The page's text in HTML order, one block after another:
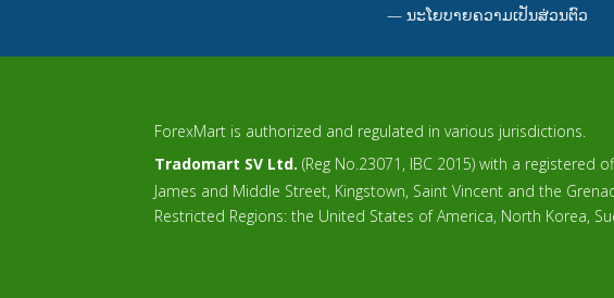
— ນະໂຍບາຍຄວາມເປັນສ່ວນຕົວ
ForexMart is authorized and regulated in various jurisdictions.
Tradomart SV Ltd. (Reg No.23071, IBC 2015) with a registered
James and Middle Street, Kingstown, Saint Vincent and the
Restricted Regions: the United States of America, North Korea,